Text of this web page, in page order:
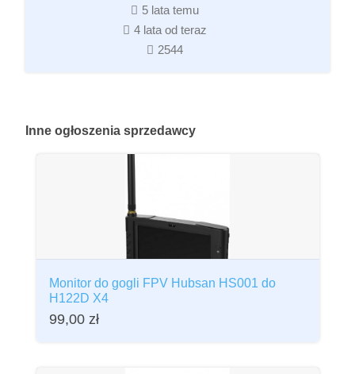
5 lata temu
4 lata od teraz
2544
Inne ogłoszenia sprzedawcy
Monitor do gogli FPV Hubsan HS001 do
H122D X4
99,00 zł